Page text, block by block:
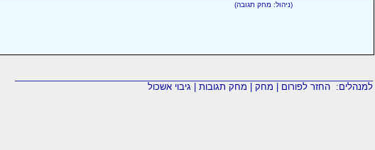
(ניהול: מחק תגובה)
למנהלים: החזר לפורום מחק מחק תגובות גיבוי אשכול